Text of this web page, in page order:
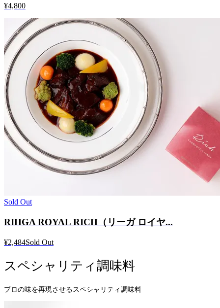
¥4,800
Sold Out
RIHGA ROYAL RICH（リーガ ロイヤ...
¥2,484Sold Out
スペシャリティ調味料
プロの味を再現させるスペシャリティ調味料